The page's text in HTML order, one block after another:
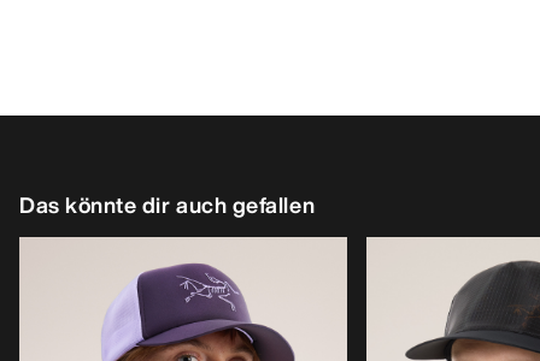
Das könnte dir auch gefallen